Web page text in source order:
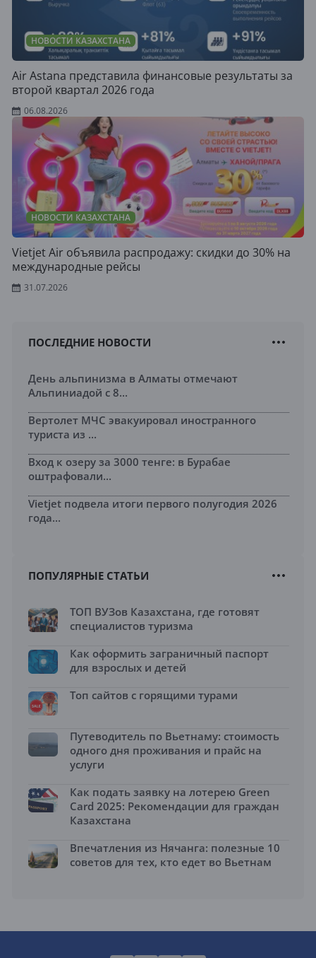
НОВОСТИ КАЗАХСТАНА
Air Astana представила финансовые результаты за
второй квартал 2026 года
06.08.2026
НОВОСТИ КАЗАХСТАНА
Vietjet Air объявила распродажу: скидки до 30% на
международные рейсы
31.07.2026
ПОСЛЕДНИЕ НОВОСТИ
День альпинизма в Алматы отмечают
Альпиниадой с 8...
Вертолет МЧС эвакуировал иностранного
туриста из ...
Вход к озеру за 3000 тенге: в Бурабае
оштрафовали...
Vietjet подвела итоги первого полугодия 2026
года...
ПОПУЛЯРНЫЕ СТАТЬИ
ТОП ВУЗов Казахстана, где готовят
специалистов туризма
Как оформить заграничный паспорт
для взрослых и детей
Топ сайтов с горящими турами
Путеводитель по Вьетнаму: стоимость
одного дня проживания и прайс на
услуги
Как подать заявку на лотерею Green
Card 2025: Рекомендации для граждан
Казахстана
Впечатления из Нячанга: полезные 10
советов для тех, кто едет во Вьетнам